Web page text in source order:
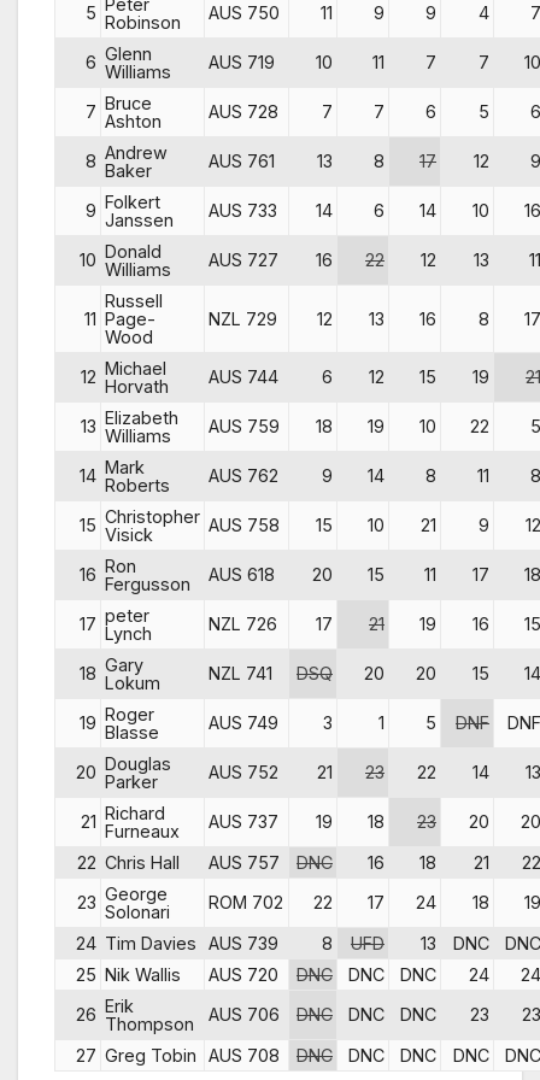
5 Peter
Robinson
AUS 750 11 9 9 4 7
6 Glenn
Williams
AUS 719 10 11 7 7 10
7 Bruce
Ashton
AUS 728 7 7 6 5 6
8 Andrew
Baker
AUS 761 13 8 17 12 9
9 Folkert
Janssen
AUS 733 14 6 14 10 16
10 Donald
Williams
AUS 727 16 22 12 13 11
11
Russell
Page-
Wood
NZL 729 12 13 16 8 17
12 Michael
Horvath
AUS 744 6 12 15 19 21
13 Elizabeth
Williams
AUS 759 18 19 10 22 5
14 Mark
Roberts
AUS 762 9 14 8 11 8
15 Christopher
Visick
AUS 758 15 10 21 9 12
16 Ron
Fergusson
AUS 618 20 15 11 17 18
17 peter
Lynch
NZL 726 17 21 19 16 15
18 Gary
Lokum
NZL 741 DSQ 20 20 15 14
19 Roger
Blasse
AUS 749 3 1 5 DNF DNF
20 Douglas
Parker
AUS 752 21 23 22 14 13
21 Richard
Furneaux
AUS 737 19 18 23 20
20
22 Chris Hall AUS 757 DNC 16 18 21
22
23 George
Solonari
ROM 702 22 17 24 18
19
24 Tim Davies AUS 739 8 UFD 13 DNC
DNC
25 Nik Wallis AUS 720 DNC DNC DNC 24
24
26 Erik
Thompson
AUS 706 DNC DNC DNC 23
23
27 Greg Tobin AUS 708 DNC DNC DNC DNC DNC